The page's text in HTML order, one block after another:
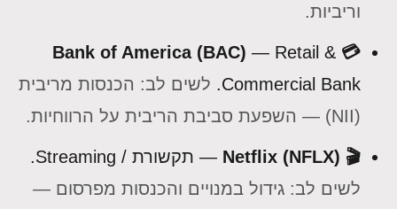
וריביות.
💳 Bank of America (BAC)
— Retail &
Commercial Bank.
לשים לב: הכנסות מריבית
(NII) — השפעת סביבת הריבית על הרווחיות.
🎬 Netflix (NFLX)
— תקשורת / Streaming.
לשים לב: גידול במנויים והכנסות מפרסום —